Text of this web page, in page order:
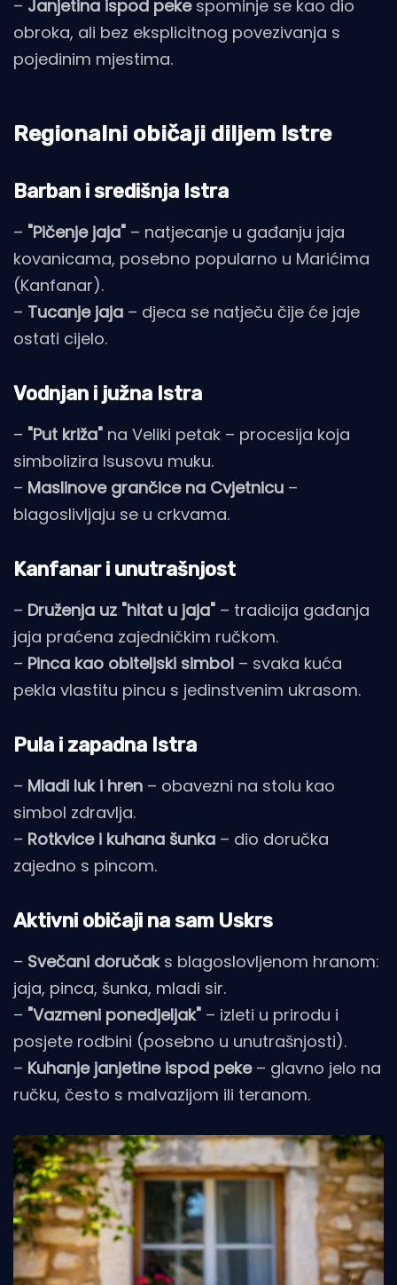
– Janjetina ispod pekespominje se kao dio
obroka, ali bez eksplicitnog povezivanja s
pojedinim mjestima.
Regionalni običaji diljem Istre
Barban i središnja Istra
– "Pičenje jaja" – natjecanje u gađanju jaja
kovanicama, posebno popularno u Marićima
(Kanfanar).
– Tucanje jaja – djeca se natječu čije će jaje
ostati cijelo.
Vodnjan i južna Istra
– "Put križa" na Veliki petak – procesija koja
simbolizira Isusovu muku.
– Maslinove grančice na Cvjetnicu –
blagoslivljaju se u crkvama.
Kanfanar i unutrašnjost
– Druženja uz "hitat u jaja" – tradicija gađanja
jaja praćena zajedničkim ručkom.
– Pinca kao obiteljski simbol – svaka kuća
pekla vlastitu pincu s jedinstvenim ukrasom.
Pula i zapadna Istra
– Mladi luk i hren – obavezni na stolu kao
simbol zdravlja.
– Rotkvice i kuhana šunka – dio doručka
zajedno s pincom.
Aktivni običaji na sam Uskrs
– Svečani doručaks blagoslovljenom hranom:
jaja, pinca, šunka, mladi sir.
– "Vazmeni ponedjeljak" – izleti u prirodu i
posjete rodbini (posebno u unutrašnjosti).
– Kuhanje janjetine ispod peke– glavno jelo na
ručku, često s malvazijom ili teranom.